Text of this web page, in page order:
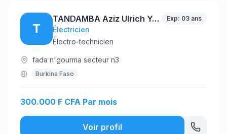
T
TANDAMBA Aziz Ulrich Youmandia
Électricien
Exp: 03 ans
Électro-technicien
fada n'gourma secteur n3
Burkina Faso
300.000 F CFA Par mois
Voir profil